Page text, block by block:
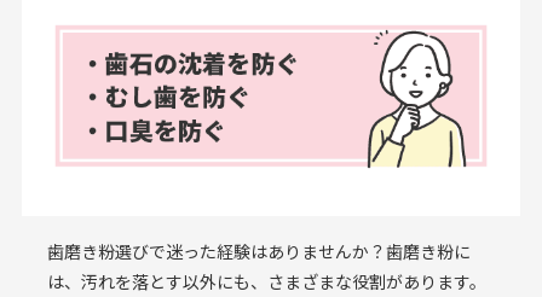
歯磨き粉選びで迷った経験はありませんか？歯磨き粉に
は、汚れを落とす以外にも、さまざまな役割があります。